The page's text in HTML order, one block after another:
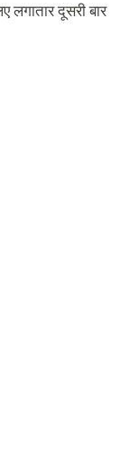
लगातार दूसरी बार